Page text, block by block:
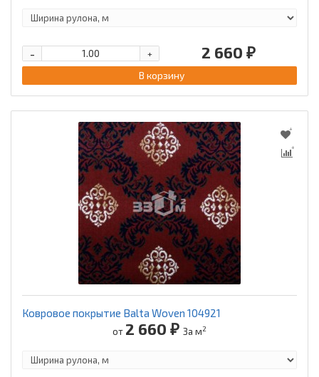
2 660 ₽
+
-
В корзину
Ковровое покрытие Balta Woven 104921
от 2 660 ₽ За м2